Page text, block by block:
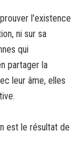
l’existence
ni sur sa
qui
partager la
leur âme, elles
est le résultat de